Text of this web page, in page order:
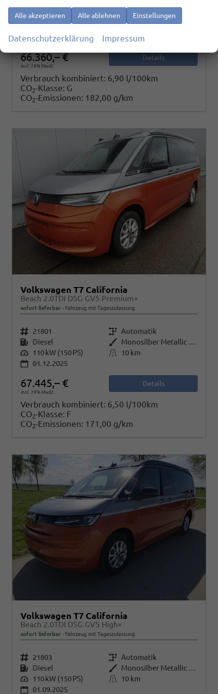
KraftstoffDiesel Außenfarbe
Monosilber Metallic
Leistung110 kW (150 PS) Kilometerstand10 km
01.08.2026
66.360,– €
incl. 19% MwSt.
Details
Verbrauch kombiniert: 6,90 l/100km
CO2-Klasse: G
CO2-Emissionen: 182,00 g/km
Volkswagen T7 California
Beach 2.0TDI DSG GV5 Premium+
sofort lieferbar Fahrzeug mit Tageszulassung
Fahrzeugnr. 21801 Getriebe Automatik
Kraftstoff Diesel Außenfarbe
Monosilber Metallic / Energetic Orange Metallic
Leistung 110 kW (150 PS) Kilometerstand
10 km
01.12.2025
67.445,– €
incl. 19% MwSt.
Details
Verbrauch kombiniert: 6,50 l/100km
CO2-Klasse: F
CO2-Emissionen: 171,00 g/km
Volkswagen T7 California
Beach 2.0TDI DSG GV5 High+
sofort lieferbar Fahrzeug mit Tageszulassung
Fahrzeugnr. 21803 Getriebe Automatik
Kraftstoff Diesel Außenfarbe
Monosilber Metallic / Energeticorange Metallic Dach Schwarz
Leistung 110 kW (150 PS) Kilometerstand
10 km
01.09.2025
Alle akzeptieren Alle ablehnen Einstellungen
Datenschutzerklärung Impressum